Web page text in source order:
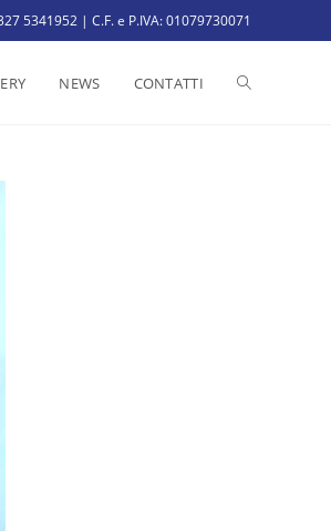
5341952 | C.F. e P.IVA: 01079730071
NEWS CONTATTI